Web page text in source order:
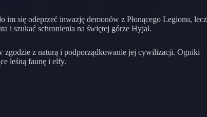
im się odeprzeć inwazję demonów z Płonącego Legionu, lecz
i szukać schronienia na świętej górze Hyjal.
z naturą i podporządkowanie jej cywilizacji. Ogniki
leśną faunę i elfy.